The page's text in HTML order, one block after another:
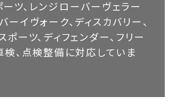
ツ、レンジローバーヴェラー
ーイヴォーク、ディスカバリー、
ポーツ、ディフェンダー、フリー
検、点検整備に対応していま